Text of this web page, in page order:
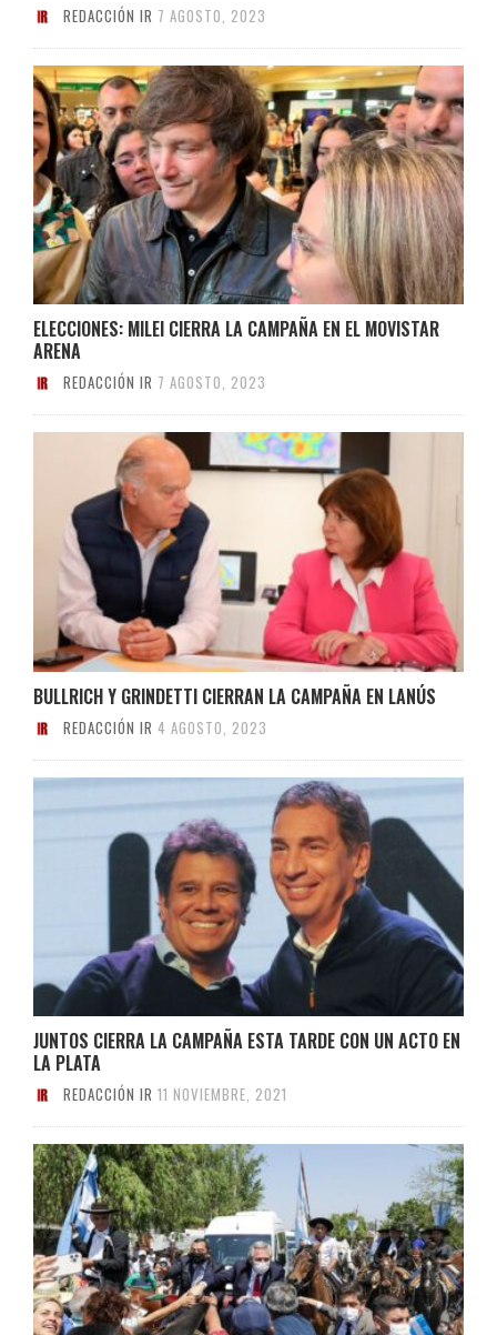
REDACCIÓN IR 7 AGOSTO, 2023
ELECCIONES: MILEI CIERRA LA CAMPAÑA EN EL MOVISTAR
ARENA
REDACCIÓN IR 7 AGOSTO, 2023
BULLRICH Y GRINDETTI CIERRAN LA CAMPAÑA EN LANÚS
REDACCIÓN IR 4 AGOSTO, 2023
JUNTOS CIERRA LA CAMPAÑA ESTA TARDE CON UN ACTO EN
LA PLATA
REDACCIÓN IR 11 NOVIEMBRE, 2021